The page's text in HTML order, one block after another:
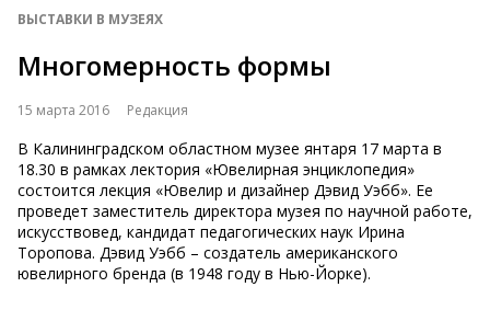
ВЫСТАВКИ В МУЗЕЯХ
Многомерность формы
15 марта 2016 Редакция
В Калининградском областном музее янтаря 17 марта в
18.30 в рамках лектория «Ювелирная энциклопедия»
состоится лекция «Ювелир и дизайнер Дэвид Уэбб». Ее
проведет заместитель директора музея по научной работе,
искусствовед, кандидат педагогических наук Ирина
Торопова. Дэвид Уэбб – создатель американского
ювелирного бренда (в 1948 году в Нью-Йорке).